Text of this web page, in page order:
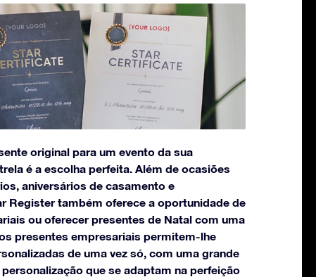
original para um evento da sua
é a escolha perfeita. Além de ocasiões
aniversários de casamento e
Register também oferece a oportunidade de
ou oferecer presentes de Natal com uma
presentes empresariais permitem-lhe
de uma vez só, com uma grande
que se adaptam na perfeição